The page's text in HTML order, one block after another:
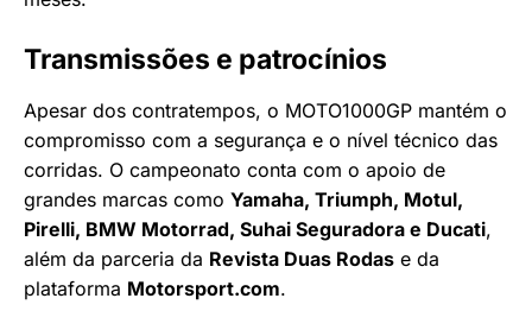
Transmissões e patrocínios
Apesar dos contratempos, o MOTO1000GP mantém o
compromisso com a segurança e o nível técnico das
corridas. O campeonato conta com o apoio de
grandes marcas como Yamaha, Triumph, Motul,
Pirelli, BMW Motorrad, Suhai Seguradora e Ducati,
além da parceria da Revista Duas Rodas e da
plataforma Motorsport.com.